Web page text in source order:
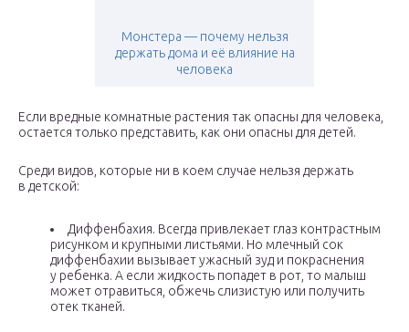
Монстера — почему нельзя
держать дома и её влияние на
человека
Если вредные комнатные растения так опасны для человека,
остается только представить, как они опасны для детей.
Среди видов, которые ни в коем случае нельзя держать
в детской:
Диффенбахия. Всегда привлекает глаз контрастным
рисунком и крупными листьями. Но млечный сок
диффенбахии вызывает ужасный зуд и покраснения
у ребенка. А если жидкость попадет в рот, то малыш
может отравиться, обжечь слизистую или получить
отек тканей.